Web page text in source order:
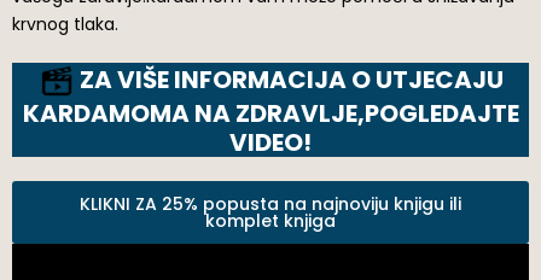
krvnog tlaka.
ZA VIŠE INFORMACIJA O UTJECAJU
KARDAMOMA NA ZDRAVLJE,POGLEDAJTE
VIDEO!
KLIKNI ZA 25% popusta na najnoviju knjigu ili
komplet knjiga